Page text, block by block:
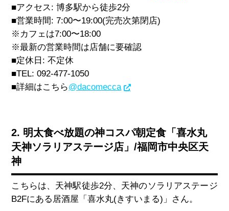
■アクセス:博多駅から徒歩2分
■営業時間: 7:00〜19:00(完売次第閉店)
※カフェは7:00〜18:00
※最新の営業時間は店舗に要確認
■定休日 :不定休
■TEL: 092-477-1050
■詳細はこちら@dacomecca
2. 明太食べ放題の神コスパ朝定食「喜水丸
天神ソラリアステージ店」/福岡市中央区天
神
こちらは、天神駅徒歩2分、天神のソラリアステージ
B2Fにある居酒屋「喜水丸(きすいまる) 」さん。